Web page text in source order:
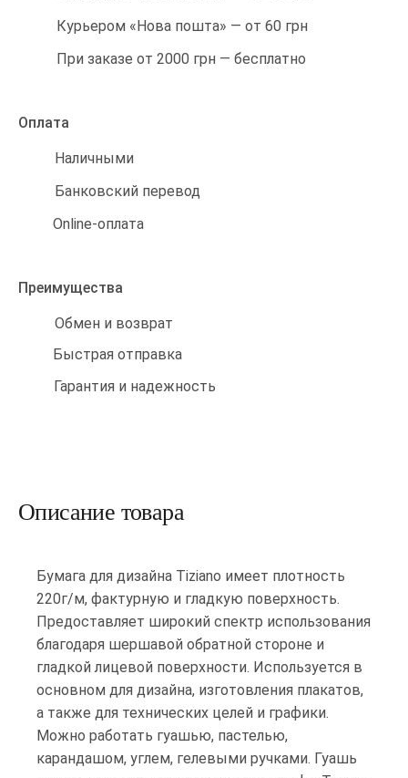
Курьером «Нова пошта» — от 60 грн
При заказе от 2000 грн — бесплатно
Оплата
Наличными
Банковский перевод
Online-оплата
Преимущества
Обмен и возврат
Быстрая отправка
Гарантия и надежность
Описание товара
Бумага для дизайна Tiziano имеет плотность
220г/м, фактурную и гладкую поверхность.
Предоставляет широкий спектр использования
благодаря шершавой обратной стороне и
гладкой лицевой поверхности. Используется в
основном для дизайна, изготовления плакатов,
а также для технических целей и графики.
Можно работать гуашью, пастелью,
карандашом, углем, гелевыми ручками. Гуашь